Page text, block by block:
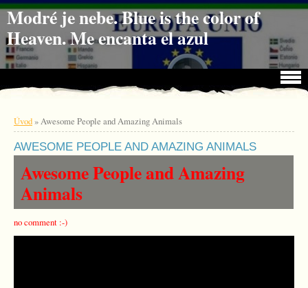
Jdi na obsah
Jdi na menu
Modré je nebe. Blue is the color of
Heaven. Me encanta el azul
Úvod»Awesome People and Amazing Animals
AWESOME PEOPLE AND AMAZING ANIMALS
Awesome People and Amazing
Animals
no comment :-)